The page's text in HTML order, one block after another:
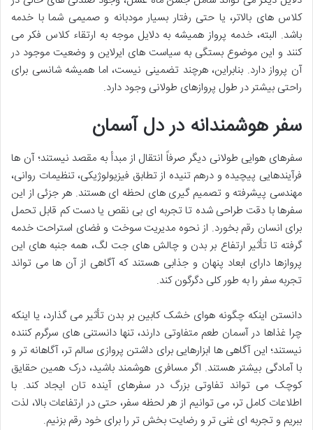
کلاس های بالاتر، یا حتی رفتار بسیار مودبانه و صمیمی شما با خدمه
باشد. البته، خدمه پرواز همیشه به دلایل موجه به ارتقاء کلاس فکر می
کنند و این موضوع بستگی به سیاست های ایرلاین و وضعیت موجود در
آن پرواز دارد. بنابراین، هرچند تضمینی نیست، اما همیشه شانسی برای
راحتی بیشتر در طول پروازهای طولانی وجود دارد.
سفر هوشمندانه در دل آسمان
سفرهای هوایی طولانی دیگر صرفاً انتقال از مبدأ به مقصد نیستند؛ آن ها
فرآیندهایی پیچیده و درهم تنیده از تطابق فیزیولوژیکی، تنظیمات روانی،
مهندسی پیشرفته و تصمیم گیری های لحظه ای هستند. هر جزئی از این
سفرها با دقت طراحی شده تا تجربه ای بی نقص یا دست کم قابل تحمل
برای انسان رقم بخورد. از نحوه مدیریت سوخت و فضای استراحت خدمه
گرفته تا تأثیر ارتفاع بر بدن و چالش های جت لگ، همه جنبه های این
پروازها دارای ابعاد پنهان و جذابی هستند که آگاهی از آن ها می تواند
تجربه سفر را به طور کلی دگرگون کند.
دانستن اینکه چگونه هوای خشک کابین بر بدن تأثیر می گذارد، یا اینکه
چرا غذاها در آسمان طعم متفاوتی دارند، تنها دانستنی های سرگرم کننده
نیستند؛ این آگاهی ها ابزارهایی برای داشتن پروازی سالم تر، آگاهانه تر و
با آمادگی بیشتر هستند. اگر مسافری هوشمند باشید، درک همین حقایق
کوچک می تواند تفاوتی بزرگ در سفرهای آینده تان ایجاد کند. با
اطلاعات کامل تر، می توانیم از هر لحظه سفر، حتی در ارتفاعات بالا، لذت
ببریم و تجربه ای غنی تر و رضایت بخش تر را برای خود رقم بزنیم.